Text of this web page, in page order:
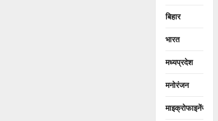
बिहार
भारत
मध्यप्रदेश
मनोरंजन
माइक्रोफाइनेंस